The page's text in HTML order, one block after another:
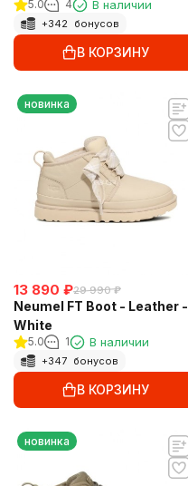
5.0 4 В наличии
+342 бонусов
В КОРЗИНУ
новинка
13 890 ₽29 990 ₽
Neumel FT Boot - Leather -
White
5.0 1 В наличии
+347 бонусов
В КОРЗИНУ
новинка